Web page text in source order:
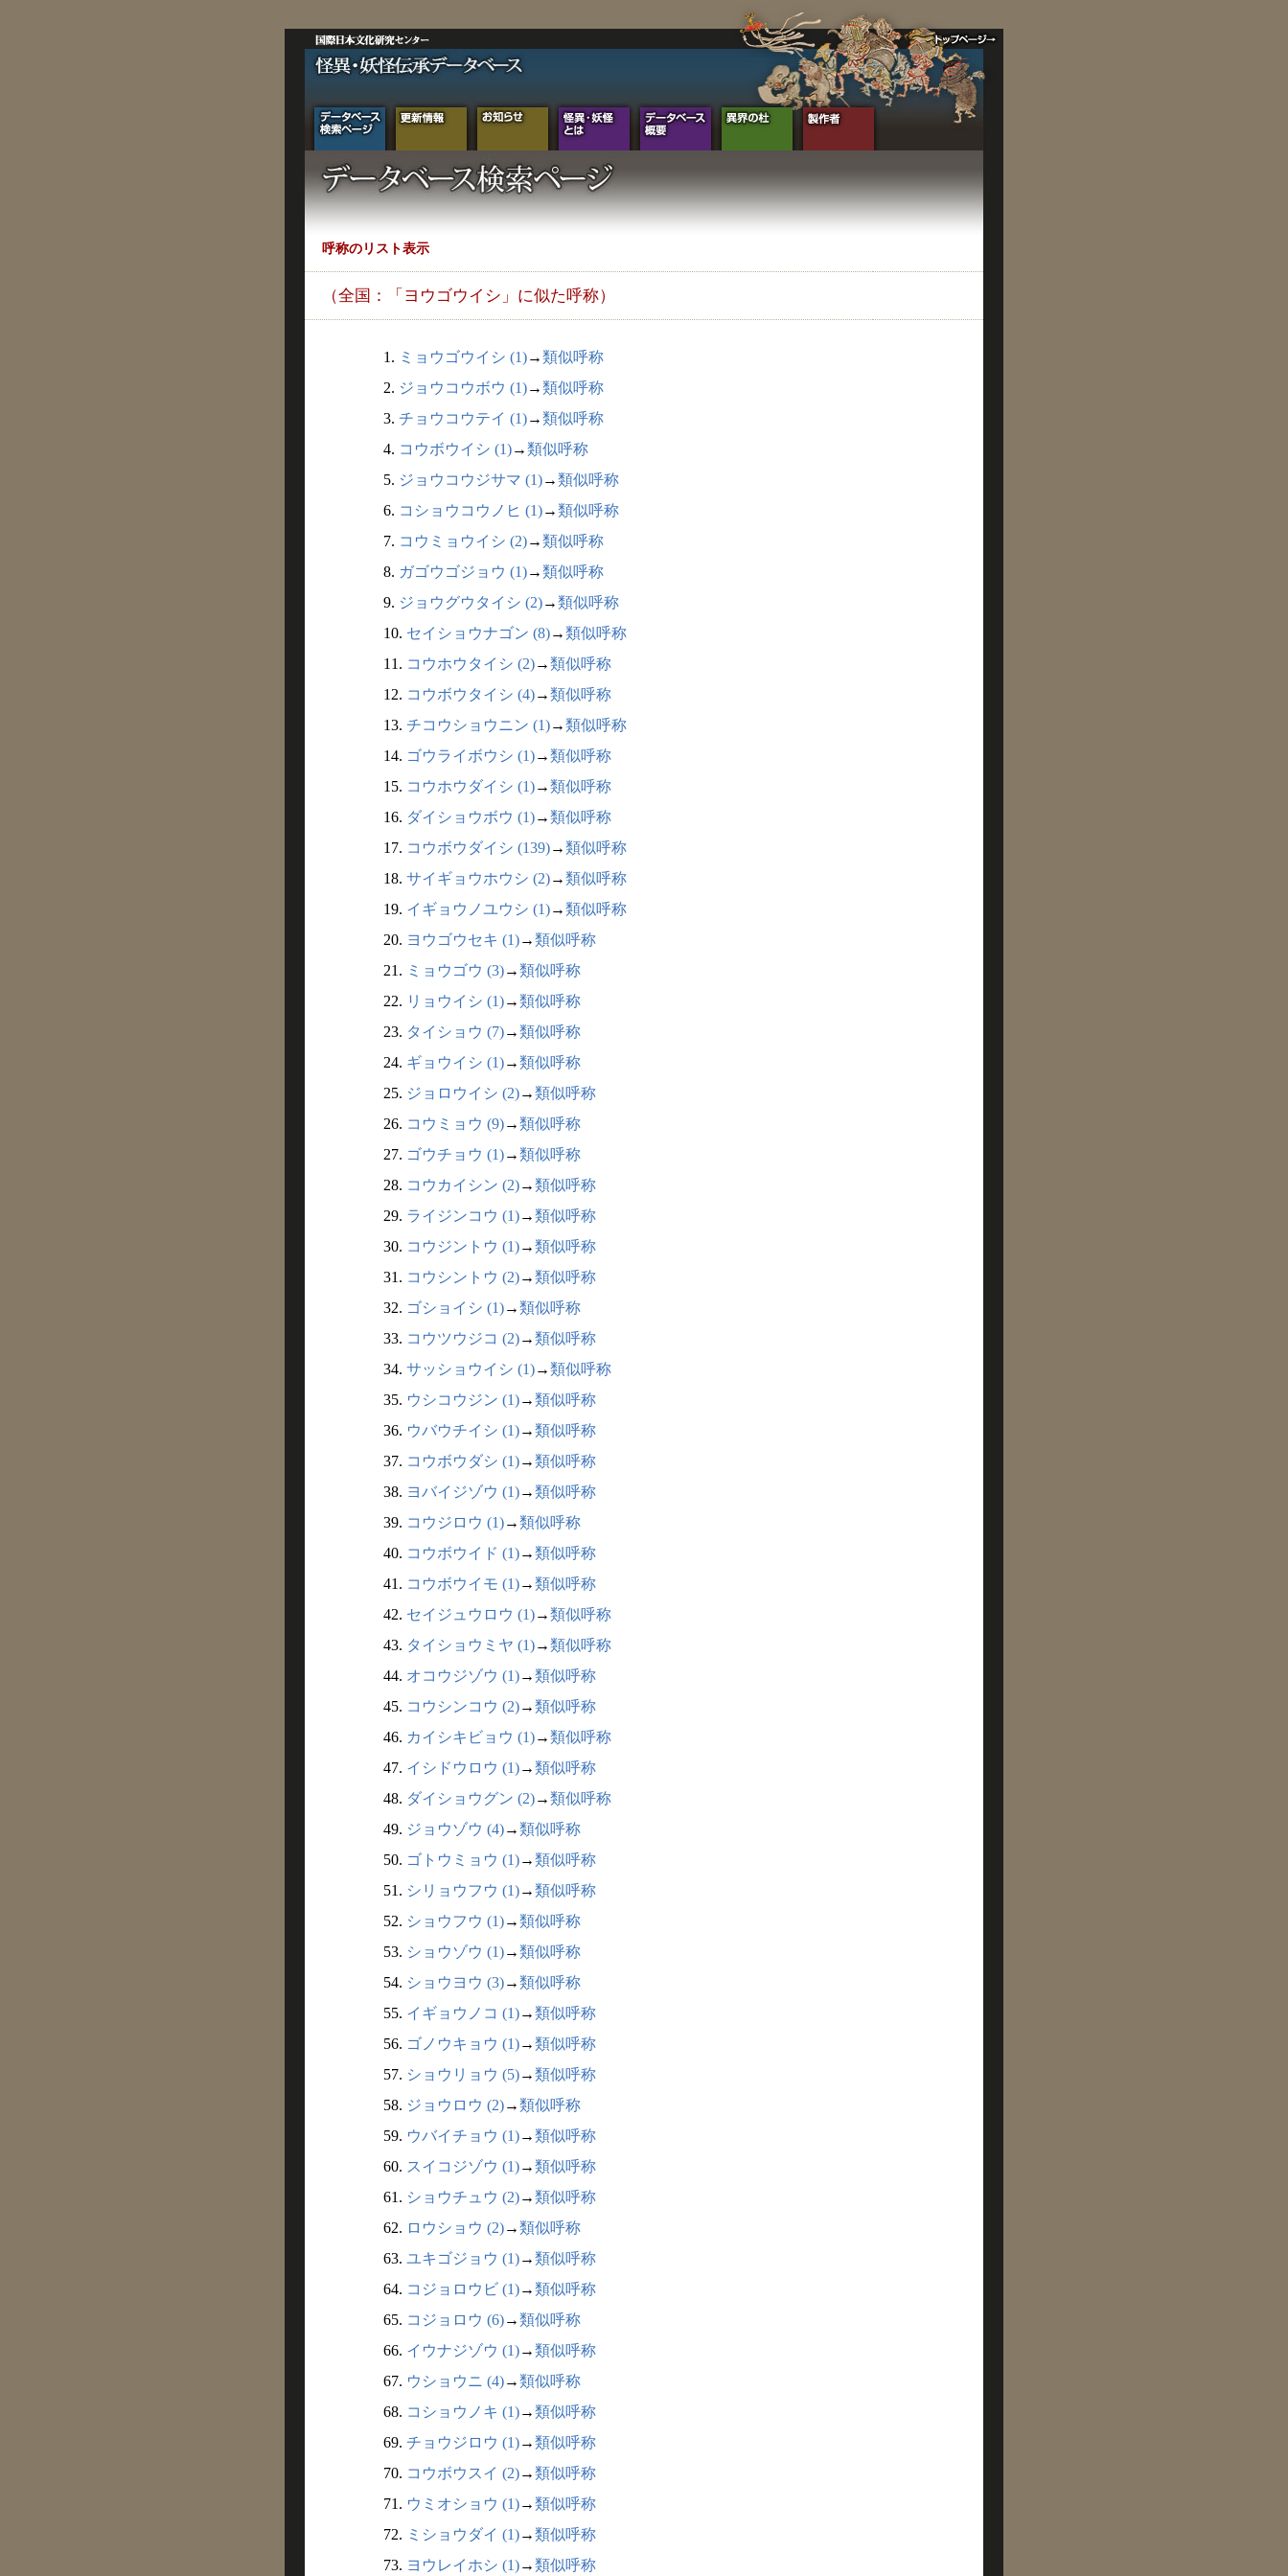
呼称のリスト表示
（全国：「ヨウゴウイシ」に似た呼称）
1. ミョウゴウイシ (1)→類似呼称
2. ジョウコウボウ (1)→類似呼称
3. チョウコウテイ (1)→類似呼称
4. コウボウイシ (1)→類似呼称
5. ジョウコウジサマ (1)→類似呼称
6. コショウコウノヒ (1)→類似呼称
7. コウミョウイシ (2)→類似呼称
8. ガゴウゴジョウ (1)→類似呼称
9. ジョウグウタイシ (2)→類似呼称
10. セイショウナゴン (8)→類似呼称
11. コウホウタイシ (2)→類似呼称
12. コウボウタイシ (4)→類似呼称
13. チコウショウニン (1)→類似呼称
14. ゴウライボウシ (1)→類似呼称
15. コウホウダイシ (1)→類似呼称
16. ダイショウボウ (1)→類似呼称
17. コウボウダイシ (139)→類似呼称
18. サイギョウホウシ (2)→類似呼称
19. イギョウノユウシ (1)→類似呼称
20. ヨウゴウセキ (1)→類似呼称
21. ミョウゴウ (3)→類似呼称
22. リョウイシ (1)→類似呼称
23. タイショウ (7)→類似呼称
24. ギョウイシ (1)→類似呼称
25. ジョロウイシ (2)→類似呼称
26. コウミョウ (9)→類似呼称
27. ゴウチョウ (1)→類似呼称
28. コウカイシン (2)→類似呼称
29. ライジンコウ (1)→類似呼称
30. コウジントウ (1)→類似呼称
31. コウシントウ (2)→類似呼称
32. ゴショイシ (1)→類似呼称
33. コウツウジコ (2)→類似呼称
34. サッショウイシ (1)→類似呼称
35. ウシコウジン (1)→類似呼称
36. ウバウチイシ (1)→類似呼称
37. コウボウダシ (1)→類似呼称
38. ヨバイジゾウ (1)→類似呼称
39. コウジロウ (1)→類似呼称
40. コウボウイド (1)→類似呼称
41. コウボウイモ (1)→類似呼称
42. セイジュウロウ (1)→類似呼称
43. タイショウミヤ (1)→類似呼称
44. オコウジゾウ (1)→類似呼称
45. コウシンコウ (2)→類似呼称
46. カイシキビョウ (1)→類似呼称
47. イシドウロウ (1)→類似呼称
48. ダイショウグン (2)→類似呼称
49. ジョウゾウ (4)→類似呼称
50. ゴトウミョウ (1)→類似呼称
51. シリョウフウ (1)→類似呼称
52. ショウフウ (1)→類似呼称
53. ショウゾウ (1)→類似呼称
54. ショウヨウ (3)→類似呼称
55. イギョウノコ (1)→類似呼称
56. ゴノウキョウ (1)→類似呼称
57. ショウリョウ (5)→類似呼称
58. ジョウロウ (2)→類似呼称
59. ウバイチョウ (1)→類似呼称
60. スイコジゾウ (1)→類似呼称
61. ショウチュウ (2)→類似呼称
62. ロウショウ (2)→類似呼称
63. ユキゴジョウ (1)→類似呼称
64. コジョロウビ (1)→類似呼称
65. コジョロウ (6)→類似呼称
66. イウナジゾウ (1)→類似呼称
67. ウショウニ (4)→類似呼称
68. コショウノキ (1)→類似呼称
69. チョウジロウ (1)→類似呼称
70. コウボウスイ (2)→類似呼称
71. ウミオショウ (1)→類似呼称
72. ミショウダイ (1)→類似呼称
73. ヨウレイホシ (1)→類似呼称